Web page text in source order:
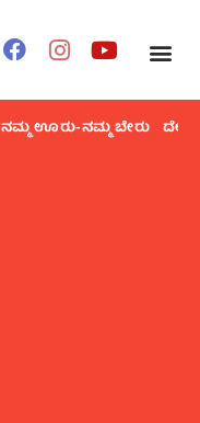
ನಮ್ಮ ಊರು-ನಮ್ಮ ಬೇರು ದೇಶ